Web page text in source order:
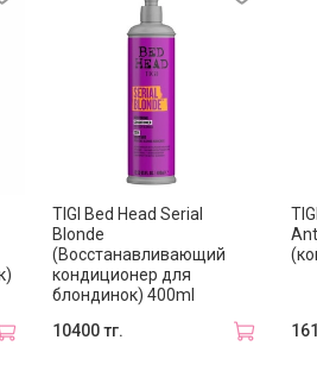
TIGI Bed Head Serial
Blonde
(Восстанавливающий
кондиционер для
блондинок) 400ml
10400 тг.